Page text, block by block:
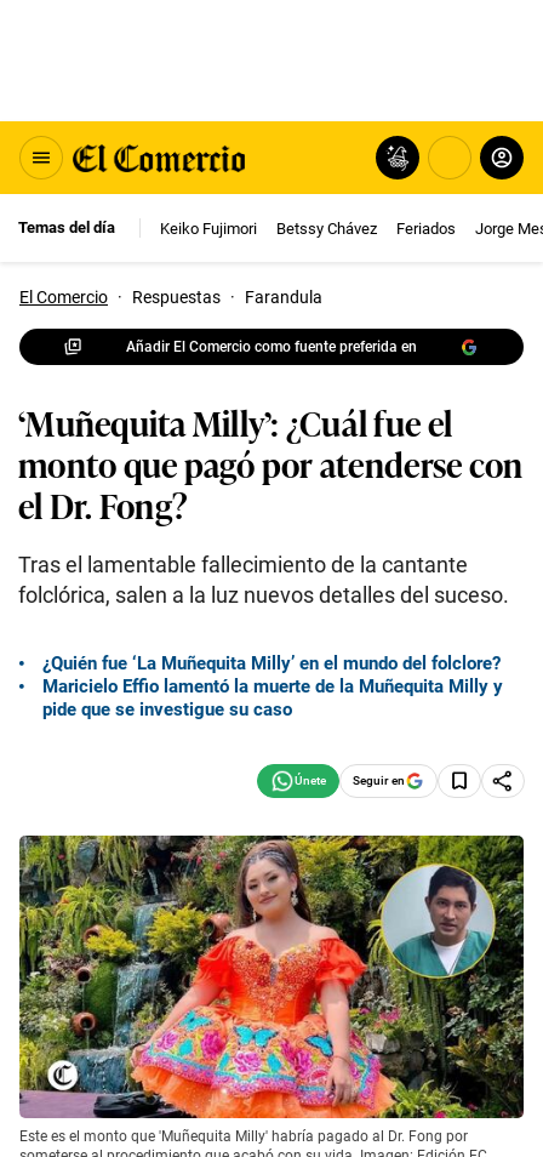
Temas del día Keiko Fujimori Betssy Chávez Feriados Jorge
El Comercio · Respuestas · Farandula
Añadir El Comercio como fuente preferida en
‘Muñequita Milly’: ¿Cuál fue el
monto que pagó por atenderse con
el Dr. Fong?
Tras el lamentable fallecimiento de la cantante
folclórica, salen a la luz nuevos detalles del suceso.
¿Quién fue ‘La Muñequita Milly’ en el mundo del folclore?
Maricielo Effio lamentó la muerte de la Muñequita Milly y
pide que se investigue su caso
Seguir en
Este es el monto que 'Muñequita Milly' habría pagado al Dr. Fong por